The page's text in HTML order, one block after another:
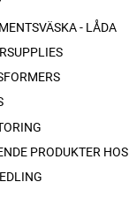
- LÅDA
PRODUKTER HOS LEVERANTÖR